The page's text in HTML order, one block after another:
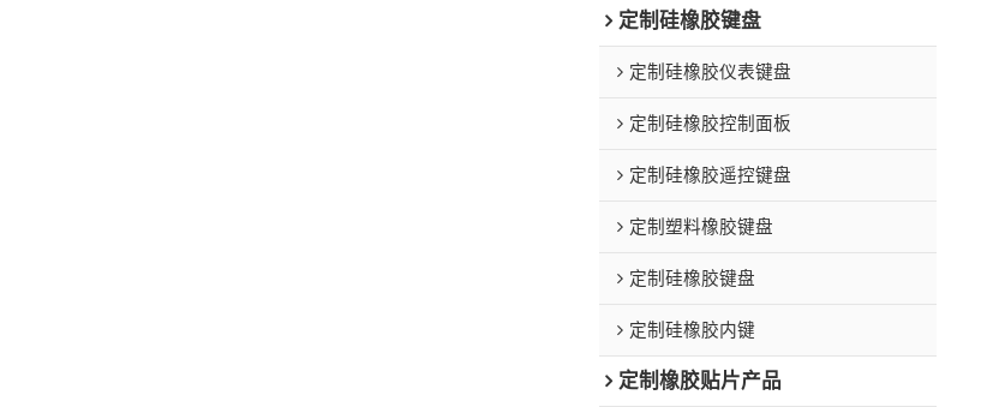
定制硅橡胶键盘
定制硅橡胶仪表键盘
定制硅橡胶控制面板
定制硅橡胶遥控键盘
定制塑料橡胶键盘
定制硅橡胶键盘
定制硅橡胶内键
定制橡胶贴片产品